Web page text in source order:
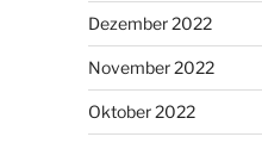
Dezember 2022
November 2022
Oktober 2022